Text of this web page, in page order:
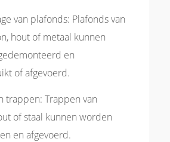
van plafonds: Plafonds van
hout of metaal kunnen
en
of afgevoerd.
trappen: Trappen van
of staal kunnen worden
en afgevoerd.